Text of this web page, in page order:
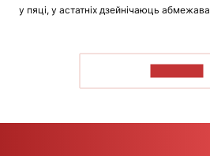
у пяці, у астатніх дзейнічаюць